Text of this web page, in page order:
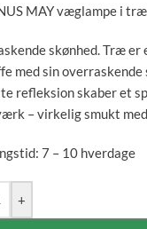
MAY væglampe i træ
skønhed. Træ er
med sin overraskende
refleksion skaber et
– virkelig smukt
7 – 10 hverdage
+